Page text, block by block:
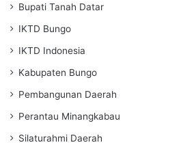
Bupati Tanah Datar
IKTD Bungo
IKTD Indonesia
Kabupaten Bungo
Pembangunan Daerah
Perantau Minangkabau
Silaturahmi Daerah